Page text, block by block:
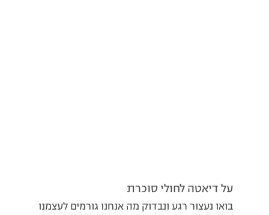
על דיאטה לחולי סוכרת
בואו נעצור רגע ונבדוק מה אנחנו גורמים לעצמנו